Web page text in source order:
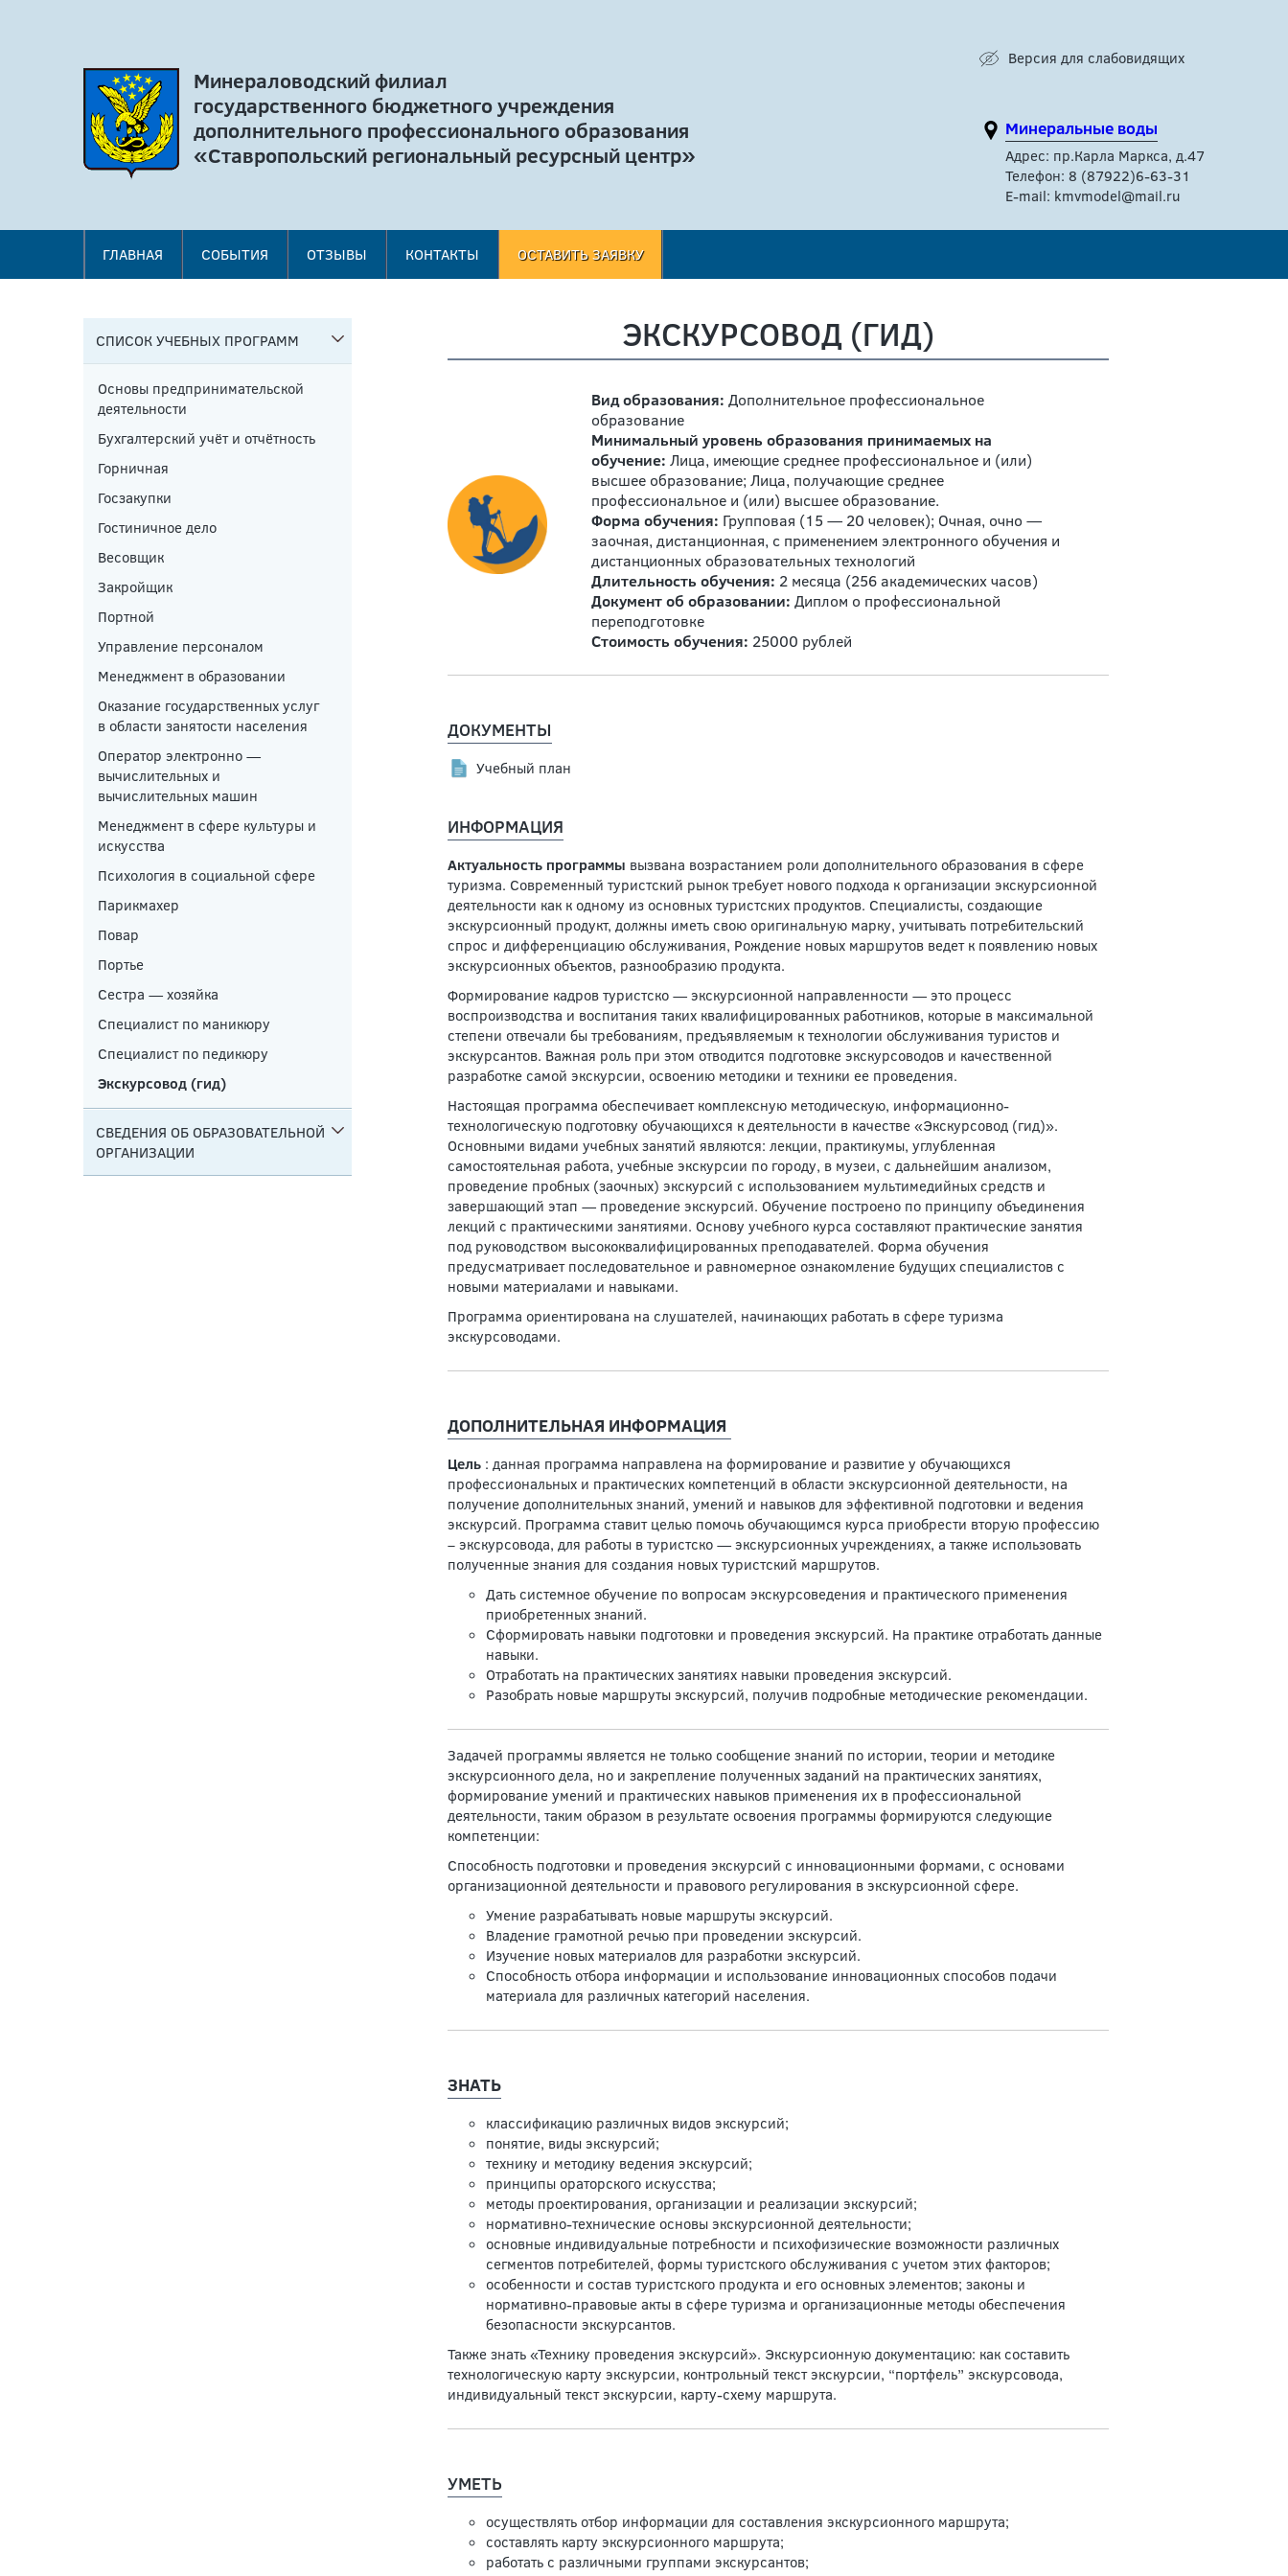
Минераловодский филиал
государственного бюджетного учреждения
дополнительного профессионального образования
«Ставропольский региональный ресурсный центр»
Версия для слабовидящих
Минеральные воды
Адрес: пр.Карла Маркса, д.47
Телефон: 8 (87922)6-63-31
E-mail: kmvmodel@mail.ru
ГЛАВНАЯ СОБЫТИЯ ОТЗЫВЫ КОНТАКТЫ ОСТАВИТЬ ЗАЯВКУ
СПИСОК УЧЕБНЫХ ПРОГРАММ
Основы предпринимательской
деятельности
Бухгалтерский учёт и отчётность
Горничная
Госзакупки
Гостиничное дело
Весовщик
Закройщик
Портной
Управление персоналом
Менеджмент в образовании
Оказание государственных услуг
в области занятости населения
Оператор электронно —
вычислительных и
вычислительных машин
Менеджмент в сфере культуры и
искусства
Психология в социальной сфере
Парикмахер
Повар
Портье
Сестра — хозяйка
Специалист по маникюру
Специалист по педикюру
Экскурсовод (гид)
СВЕДЕНИЯ ОБ ОБРАЗОВАТЕЛЬНОЙ
ОРГАНИЗАЦИИ
ЭКСКУРСОВОД (ГИД)
Вид образования:Дополнительное профессиональное
образование
Минимальный уровень образования принимаемых на
обучение:Лица, имеющие среднее профессиональное и (или)
высшее образование; Лица, получающие среднее
профессиональное и (или) высшее образование.
Форма обучения: Групповая (15 — 20 человек); Очная, очно —
заочная, дистанционная, с применением электронного обучения и
дистанционных образовательных технологий
Длительность обучения: 2 месяца (256 академических часов)
Документ об образовании: Диплом о профессиональной
переподготовке
Стоимость обучения: 25000 рублей
ДОКУМЕНТЫ
Учебный план
ИНФОРМАЦИЯ
Актуальность программы вызвана возрастанием роли дополнительного образования в сфере
туризма. Современный туристский рынок требует нового подхода к организации экскурсионной
деятельности как к одному из основных туристских продуктов. Специалисты, создающие
экскурсионный продукт, должны иметь свою оригинальную марку, учитывать потребительский
спрос и дифференциацию обслуживания, Рождение новых маршрутов ведет к появлению новых
экскурсионных объектов, разнообразию продукта.
Формирование кадров туристско — экскурсионной направленности — это процесс
воспроизводства и воспитания таких квалифицированных работников, которые в максимальной
степени отвечали бы требованиям, предъявляемым к технологии обслуживания туристов и
экскурсантов. Важная роль при этом отводится подготовке экскурсоводов и качественной
разработке самой экскурсии, освоению методики и техники ее проведения.
Настоящая программа обеспечивает комплексную методическую, информационно-
технологическую подготовку обучающихся к деятельности в качестве «Экскурсовод (гид)».
Основными видами учебных занятий являются: лекции, практикумы, углубленная
самостоятельная работа, учебные экскурсии по городу, в музеи, с дальнейшим анализом,
проведение пробных (заочных) экскурсий с использованием мультимедийных средств и
завершающий этап — проведение экскурсий. Обучение построено по принципу объединения
лекций с практическими занятиями. Основу учебного курса составляют практические занятия
под руководством высококвалифицированных преподавателей. Форма обучения
предусматривает последовательное и равномерное ознакомление будущих специалистов с
новыми материалами и навыками.
Программа ориентирована на слушателей, начинающих работать в сфере туризма
экскурсоводами.
ДОПОЛНИТЕЛЬНАЯ ИНФОРМАЦИЯ
Цель : данная программа направлена на формирование и развитие у обучающихся
профессиональных и практических компетенций в области экскурсионной деятельности, на
получение дополнительных знаний, умений и навыков для эффективной подготовки и ведения
экскурсий. Программа ставит целью помочь обучающимся курса приобрести вторую профессию
– экскурсовода, для работы в туристско — экскурсионных учреждениях, а также использовать
полученные знания для создания новых туристский маршрутов.
Дать системное обучение по вопросам экскурсоведения и практического применения
приобретенных знаний.
Сформировать навыки подготовки и проведения экскурсий. На практике отработать данные
навыки.
Отработать на практических занятиях навыки проведения экскурсий.
Разобрать новые маршруты экскурсий, получив подробные методические рекомендации.
Задачей программы является не только сообщение знаний по истории, теории и методике
экскурсионного дела, но и закрепление полученных заданий на практических занятиях,
формирование умений и практических навыков применения их в профессиональной
деятельности, таким образом в результате освоения программы формируются следующие
компетенции:
Способность подготовки и проведения экскурсий с инновационными формами, с основами
организационной деятельности и правового регулирования в экскурсионной сфере.
Умение разрабатывать новые маршруты экскурсий.
Владение грамотной речью при проведении экскурсий.
Изучение новых материалов для разработки экскурсий.
Способность отбора информации и использование инновационных способов подачи
материала для различных категорий населения.
ЗНАТЬ
классификацию различных видов экскурсий;
понятие, виды экскурсий;
технику и методику ведения экскурсий;
принципы ораторского искусства;
методы проектирования, организации и реализации экскурсий;
нормативно-технические основы экскурсионной деятельности;
основные индивидуальные потребности и психофизические возможности различных
сегментов потребителей, формы туристского обслуживания с учетом этих факторов;
особенности и состав туристского продукта и его основных элементов; законы и
нормативно-правовые акты в сфере туризма и организационные методы обеспечения
безопасности экскурсантов.
Также знать «Технику проведения экскурсий». Экскурсионную документацию: как составить
технологическую карту экскурсии, контрольный текст экскурсии, “портфель” экскурсовода,
индивидуальный текст экскурсии, карту-схему маршрута.
УМЕТЬ
осуществлять отбор информации для составления экскурсионного маршрута;
составлять карту экскурсионного маршрута;
работать с различными группами экскурсантов;